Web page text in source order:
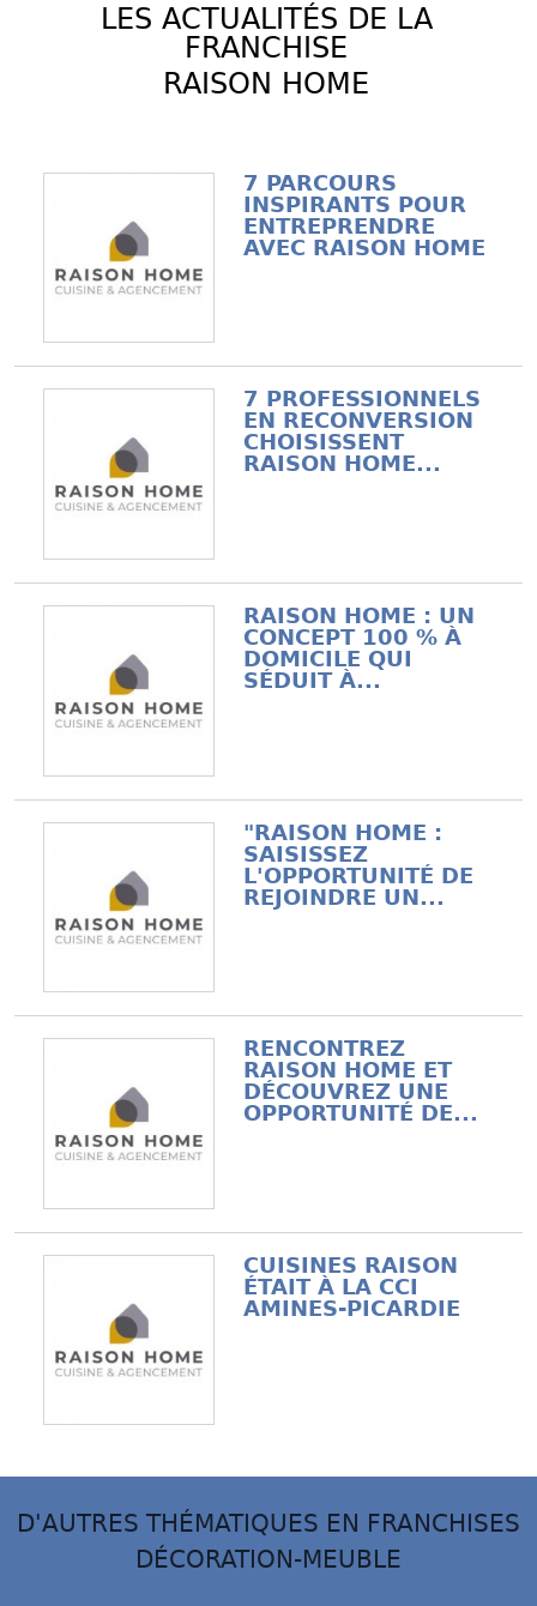
LES ACTUALITÉS DE LA
FRANCHISE
RAISON HOME
7 PARCOURS
INSPIRANTS POUR
ENTREPRENDRE
AVEC RAISON HOME
7 PROFESSIONNELS
EN RECONVERSION
CHOISISSENT
RAISON HOME...
RAISON HOME : UN
CONCEPT 100 % À
DOMICILE QUI
SÉDUIT À...
"RAISON HOME :
SAISISSEZ
L'OPPORTUNITÉ DE
REJOINDRE UN...
RENCONTREZ
RAISON HOME ET
DÉCOUVREZ UNE
OPPORTUNITÉ DE...
CUISINES RAISON
ÉTAIT À LA CCI
AMINES-PICARDIE
D'AUTRES THÉMATIQUES EN FRANCHISES
DÉCORATION-MEUBLE